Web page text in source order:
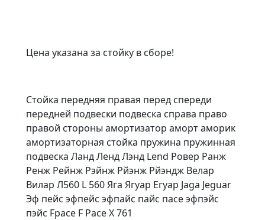
Цена указана за стойку в сборе!
Стойка передняя правая перед спереди
передней подвески подвеска справа право
правой стороны амортизатор аморт аморик
амортизаторная стойка пружина пружинная
подвеска Ланд Ленд Лэнд Lend Ровер Ранж
Ренж Рейнж Рэйнж Рйэнж Рйэндж Велар
Вилар Л560 L 560 Яга Ягуар Егуар Jaga Jeguar
Эф пейс эфпейс эфпайс пайс пасе эфпэйс
пэйс Fpace F Pace X 761